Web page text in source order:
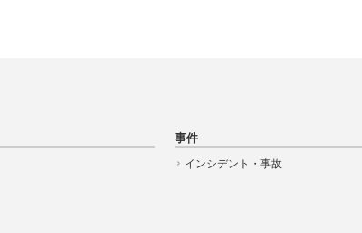
事件
インシデント・事故